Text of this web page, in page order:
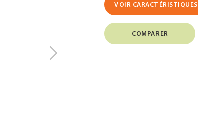
VOIR CARACTÉRISTIQUES
COMPARER